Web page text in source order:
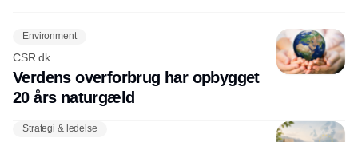
Environment
CSR.dk
Verdens overforbrug har opbygget
20 års naturgæld
Strategi & ledelse